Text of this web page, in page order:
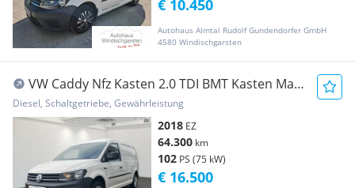
Autohaus Almtal Rudolf Gundendorfer GmbH
4580 Windischgarsten
€ 10.450
VW Caddy Nfz Kasten 2.0 TDI BMT Kasten Maxi
Transporter / Kastenwagen
Diesel, Schaltgetriebe, Gewährleistung
2018 EZ
64.300 km
102 PS (75 kW)
€ 16.500